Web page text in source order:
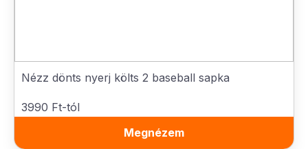
Nézz dönts nyerj költs 2 baseball sapka
3990 Ft-tól
Megnézem